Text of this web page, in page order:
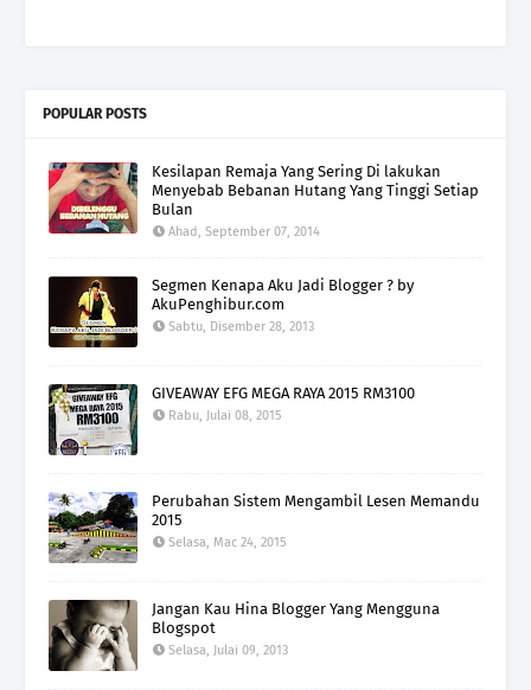
POPULAR POSTS
Kesilapan Remaja Yang Sering Di lakukan
Menyebab Bebanan Hutang Yang Tinggi Setiap
Bulan
Ahad, September 07, 2014
Segmen Kenapa Aku Jadi Blogger ? by
AkuPenghibur.com
Sabtu, Disember 28, 2013
GIVEAWAY EFG MEGA RAYA 2015 RM3100
Rabu, Julai 08, 2015
Perubahan Sistem Mengambil Lesen Memandu
2015
Selasa, Mac 24, 2015
Jangan Kau Hina Blogger Yang Mengguna
Blogspot
Selasa, Julai 09, 2013